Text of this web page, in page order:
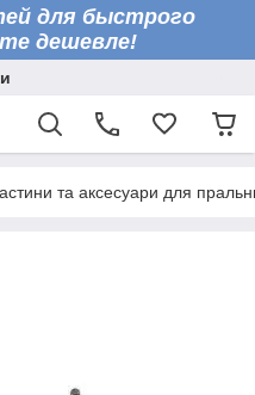
для быстрого
дешевле!
та аксесуари для